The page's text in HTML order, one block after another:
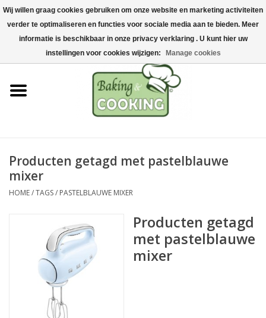
Home
Bak-& kookgerei
Machines & onderdelen
Chocolade & ijsbereiding
Hygiëne & opslag
Producten getagd met pastelblauwe
mixer
HOME/TAGS/ PASTELBLAUWE MIXER
Producten getagd
met pastelblauwe
mixer
Wij willen graag cookies gebruiken om onze website en marketing activiteiten
verder te optimaliseren en functies voor sociale media aan te bieden. Meer
informatie is beschikbaar in onze privacy verklaring . U kunt hier uw
instellingen voor cookies wijzigen:
Manage cookies